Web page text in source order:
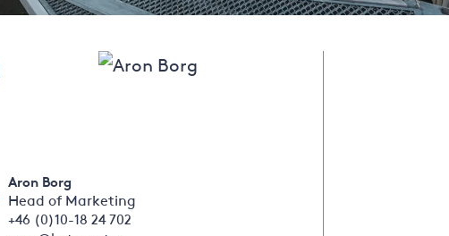
Aron Borg
Head of Marketing
+46 (0)10-18 24 702